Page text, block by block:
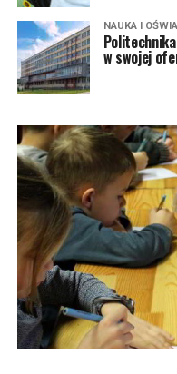
NAUKA I
w swojej